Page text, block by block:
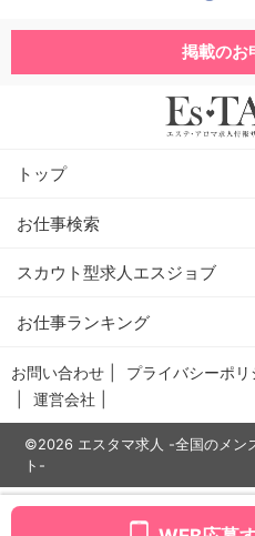
掲載のお
トップ
お仕事検索
スカウト型求人エスジョブ
お仕事ランキング
お問い合わせ プライバシーポリ
運営会社
©2026 エスタマ求人 -全国のメン
ト-